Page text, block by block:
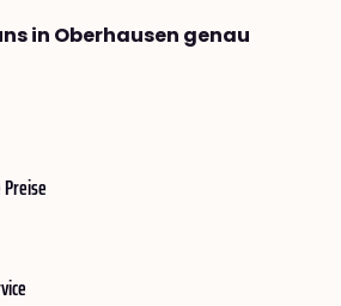
in Oberhausen genau